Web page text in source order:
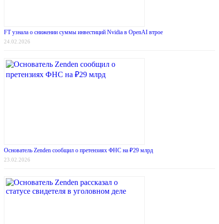
FT узнала о снижении суммы инвестиций Nvidia в OpenAI втрое
24.02.2026
Основатель Zenden сообщил о претензиях ФНС на ₽29 млрд
23.02.2026